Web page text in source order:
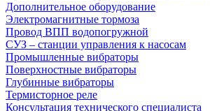
Дополнительное оборудование
Электромагнитные тормоза
Провод ВПП водопогружной
СУЗ – станции управления к насосам
Промышленные вибраторы
Поверхностные вибраторы
Глубинные вибраторы
Термисторное реле
Консультация технического специалиста